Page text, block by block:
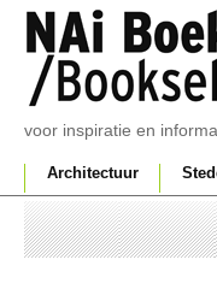
voor inspiratie en
Architectuur